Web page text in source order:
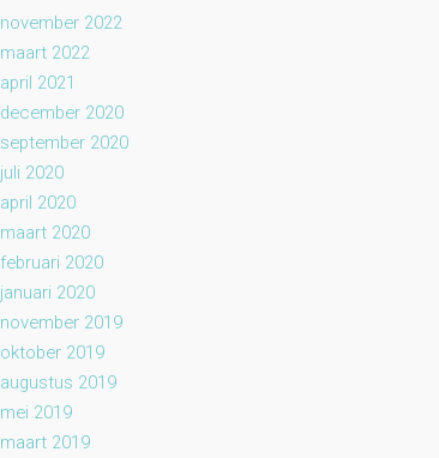
november 2022
maart 2022
april 2021
december 2020
september 2020
juli 2020
april 2020
maart 2020
februari 2020
januari 2020
november 2019
oktober 2019
augustus 2019
mei 2019
maart 2019